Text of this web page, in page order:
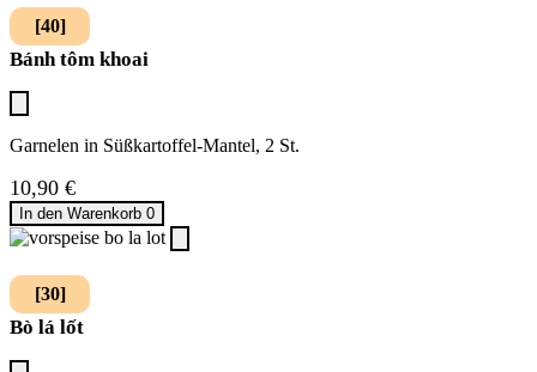
[40]
Bánh tôm khoai
Garnelen in Süßkartoffel-Mantel, 2 St.
10,90 €
In den Warenkorb 0
[30]
Bò lá lốt